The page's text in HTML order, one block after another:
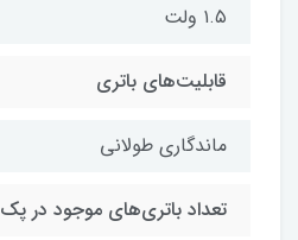
۱.۵ ولت
قابلیت‌های باتری
ماندگاری طولانی
تعداد باتری‌های موجود در پک